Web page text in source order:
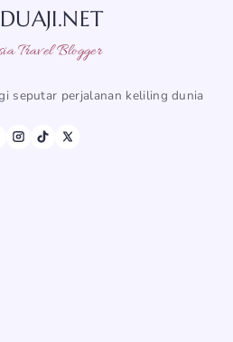
Travel Blogger
seputar perjalanan keliling dunia